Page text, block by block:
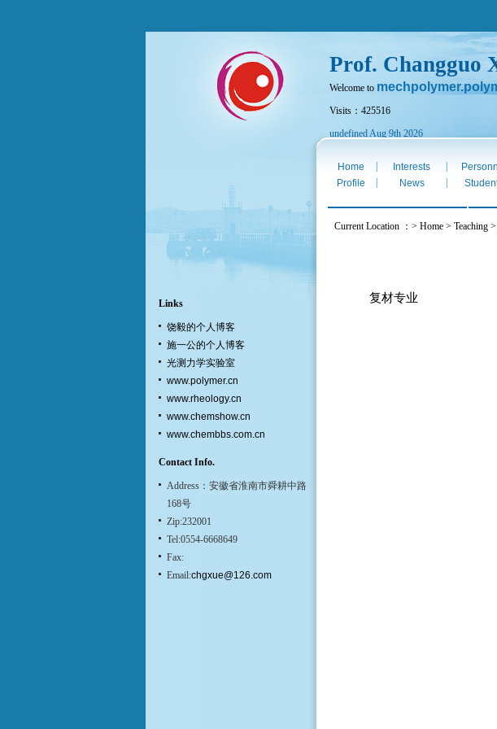
Prof. Changguo
Welcome to
Visits：425516
undefined Aug 9th 2026
Links
饶毅的个人博客
施一公的个人博客
光测力学实验室
www.polymer.cn
www.rheology.cn
www.chemshow.cn
www.chembbs.com.cn
Contact Info.
Address：安徽省淮南市舜耕中路
168号
Zip:232001
Tel:0554-6668649
Fax:
Email:chgxue@126.com
Home Interests
Profile News
Current Location ：> Home > Teaching
复材专业